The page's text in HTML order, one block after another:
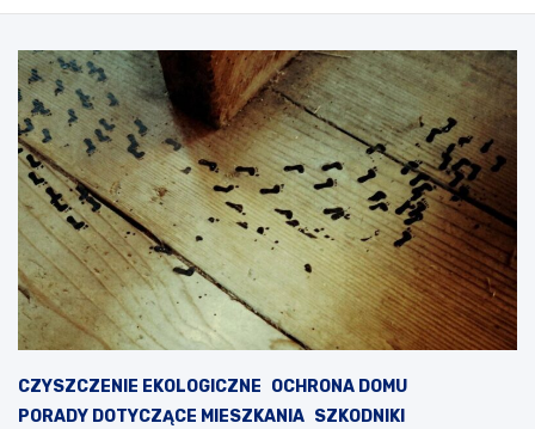
CZYSZCZENIE EKOLOGICZNE OCHRONA DOMU
PORADY DOTYCZĄCE MIESZKANIA SZKODNIKI